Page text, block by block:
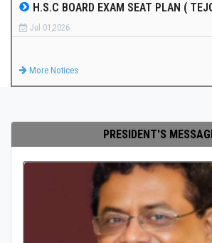
RESULTS
H.S.C BOARD EXAM SEAT PLAN (
Jul 01,2026
More Notices
PRESIDENT'S